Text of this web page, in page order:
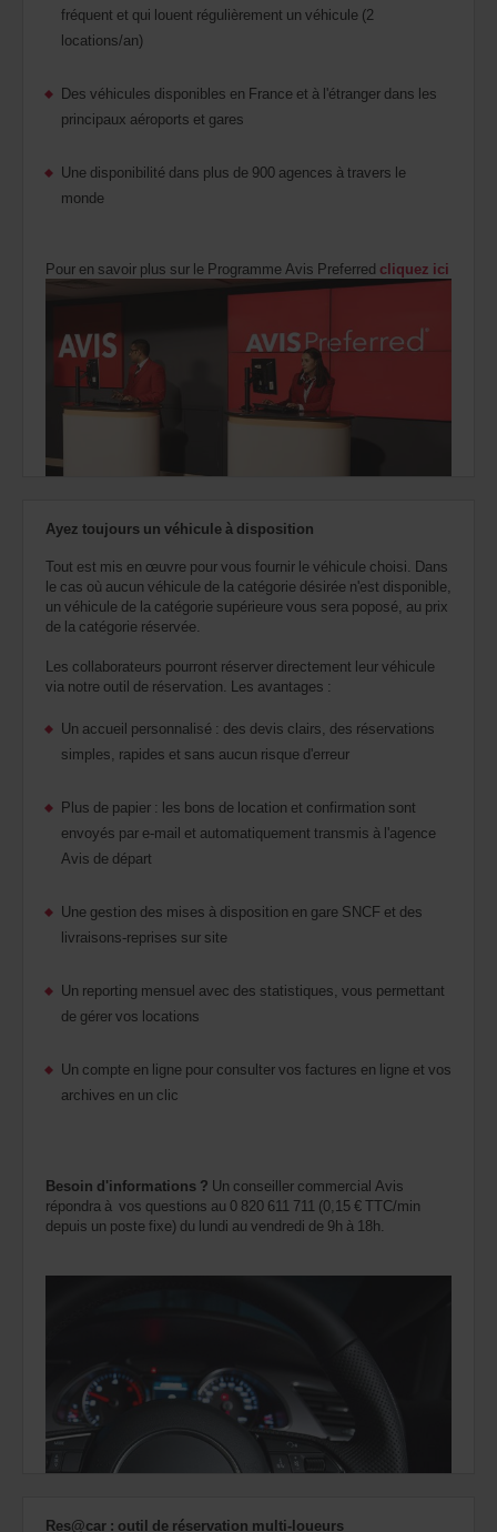
fréquent et qui louent régulièrement un véhicule (2
locations/an)
Des véhicules disponibles en France et à l'étranger dans les
principaux aéroports et gares
Une disponibilité dans plus de 900 agences à travers le
monde
Pour en savoir plus sur le Programme Avis Preferred cliquez ici
Ayez toujours un véhicule à disposition
Tout est mis en œuvre pour vous fournir le véhicule choisi. Dans
le cas où aucun véhicule de la catégorie désirée n'est disponible,
un véhicule de la catégorie supérieure vous sera poposé, au prix
de la catégorie réservée.
Les collaborateurs pourront réserver directement leur véhicule
via notre outil de réservation. Les avantages :
Un accueil personnalisé : des devis clairs, des réservations
simples, rapides et sans aucun risque d'erreur
Plus de papier : les bons de location et confirmation sont
envoyés par e-mail et automatiquement transmis à l'agence
Avis de départ
Une gestion des mises à disposition en gare SNCF et des
livraisons-reprises sur site
Un reporting mensuel avec des statistiques, vous permettant
de gérer vos locations
Un compte en ligne pour consulter vos factures en ligne et vos
archives en un clic
Besoin d'informations ? Un conseiller commercial Avis
répondra à vos questions au 0 820 611 711 (0,15 € TTC/min
depuis un poste fixe) du lundi au vendredi de 9h à 18h.
Res@car : outil de réservation multi-loueurs